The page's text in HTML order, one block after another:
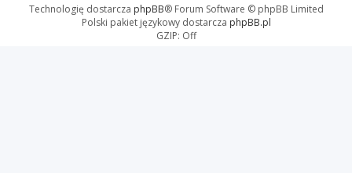
Technologię dostarcza phpBB® Forum Software © phpBB Limited
Polski pakiet językowy dostarcza phpBB.pl
GZIP: Off